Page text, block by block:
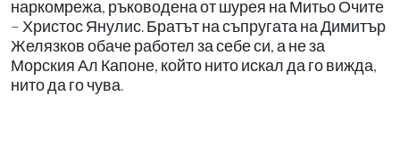
наркомрежа, ръководена от шурея на Митьо Очите
– Христос Янулис. Братът на съпругата на Димитър
Желязков обаче работел за себе си, а не за
Морския Ал Капоне, който нито искал да го вижда,
нито да го чува.